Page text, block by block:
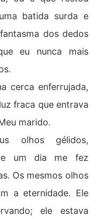
batida surda e
dos dedos
eu nunca mais
cerca enferrujada,
fraca que entrava
marido.
olhos gélidos,
um dia me fez
Os mesmos olhos
a eternidade. Ele
ele estava